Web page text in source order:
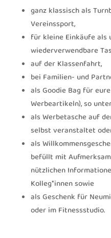
ganz klassisch als
Vereinssport,
für kleine Einkäufe als
wiederverwendbare
auf der Klassenfahrt,
bei Familien- und
als Goodie Bag für
Werbeartikeln), so
als Werbetasche auf
selbst veranstaltet
als
befüllt mit
nützlichen
Kolleg*innen sowie
als Geschenk für
oder im Fitnessstudio.